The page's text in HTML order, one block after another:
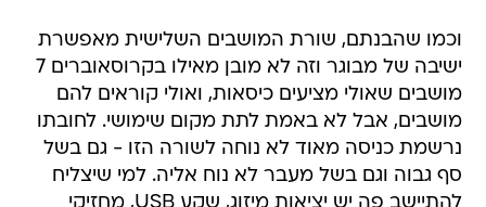
וכמו שהבנתם, שורת המושבים השלישית מאפשרת
ישיבה של מבוגר וזה לא מובן מאילו בקרוסאוברים 7
מושבים שאולי מציעים כיסאות, ואולי קוראים להם
מושבים, אבל לא באמת לתת מקום שימושי. לחובתו
נרשמת כניסה מאוד לא נוחה לשורה הזו - גם בשל
סף גבוה וגם בשל מעבר לא נוח אליה. למי שיצליח